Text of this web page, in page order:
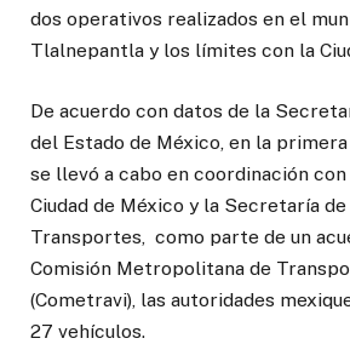
dos operativos realizados en el
Tlalnepantla y los límites con la
De acuerdo con datos de la
del Estado de México, en la
se llevó a cabo en coordinación
Ciudad de México y la Secretaría
Transportes, como parte de un
Comisión Metropolitana de
(Cometravi), las autoridades
27 vehículos.